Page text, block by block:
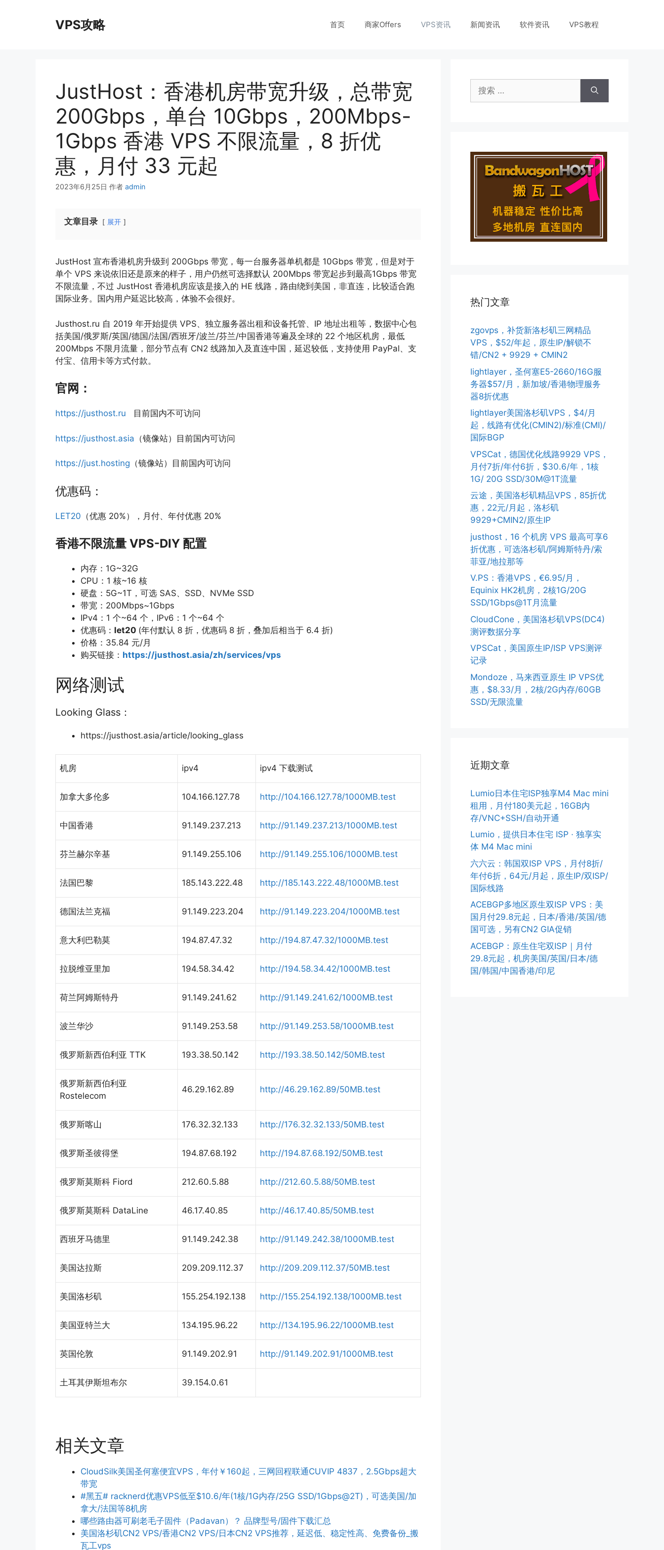
VPS攻略 首页 商家Offers VPS资讯 新闻资讯 软件资讯 VPS教程
JustHost：香港机房带宽升级，总带宽
200Gbps，单台 10Gbps，200Mbps-
1Gbps 香港 VPS 不限流量，8 折优
惠，月付 33 元起
2023年6月25日 作者 admin
文章目录 展开
JustHost 宣布香港机房升级到 200Gbps 带宽，每一台服务器单机都是 10Gbps 带宽，但是对于
单个 VPS 来说依旧还是原来的样子，用户仍然可选择默认 200Mbps 带宽起步到最高1Gbps 带宽
不限流量，不过 JustHost 香港机房应该是接入的 HE 线路，路由绕到美国，非直连，比较适合跑
国际业务。国内用户延迟比较高，体验不会很好。
Justhost.ru 自 2019 年开始提供 VPS、独立服务器出租和设备托管、IP 地址出租等，数据中心包
括美国/俄罗斯/英国/德国/法国/西班牙/波兰/芬兰/中国香港等遍及全球的 22 个地区机房，最低
200Mbps 不限月流量，部分节点有 CN2 线路加入及直连中国，延迟较低，支持使用 PayPal、支
付宝、信用卡等方式付款。
官网：
https://justhost.ru 目前国内不可访问
https://justhost.asia （镜像站）目前国内可访问
https://just.hosting （镜像站）目前国内可访问
优惠码：
LET20 （优惠 20%），月付、年付优惠 20%
香港不限流量 VPS-DIY 配置
内存：1G~32G
CPU：1 核~16 核
硬盘：5G~1T，可选 SAS、SSD、NVMe SSD
带宽：200Mbps~1Gbps
IPv4：1 个~64 个，IPv6：1 个~64 个
优惠码： let20 (年付默认 8 折，优惠码 8 折，叠加后相当于 6.4 折)
价格：35.84 元/月
购买链接： https://justhost.asia/zh/services/vps
网络测试
Looking Glass：
https://justhost.asia/article/looking_glass
机房 ipv4 ipv4 下载测试
加拿大多伦多 104.166.127.78 http://104.166.127.78/1000MB.test
中国香港 91.149.237.213 http://91.149.237.213/1000MB.test
芬兰赫尔辛基 91.149.255.106 http://91.149.255.106/1000MB.test
法国巴黎 185.143.222.48 http://185.143.222.48/1000MB.test
德国法兰克福 91.149.223.204 http://91.149.223.204/1000MB.test
意大利巴勒莫 194.87.47.32 http://194.87.47.32/1000MB.test
拉脱维亚里加 194.58.34.42 http://194.58.34.42/1000MB.test
荷兰阿姆斯特丹 91.149.241.62 http://91.149.241.62/1000MB.test
波兰华沙 91.149.253.58 http://91.149.253.58/1000MB.test
俄罗斯新西伯利亚 TTK 193.38.50.142 http://193.38.50.142/50MB.test
俄罗斯新西伯利亚
Rostelecom
46.29.162.89 http://46.29.162.89/50MB.test
俄罗斯喀山 176.32.32.133 http://176.32.32.133/50MB.test
俄罗斯圣彼得堡 194.87.68.192 http://194.87.68.192/50MB.test
俄罗斯莫斯科 Fiord 212.60.5.88 http://212.60.5.88/50MB.test
俄罗斯莫斯科 DataLine 46.17.40.85 http://46.17.40.85/50MB.test
西班牙马德里 91.149.242.38 http://91.149.242.38/1000MB.test
美国达拉斯 209.209.112.37 http://209.209.112.37/50MB.test
美国洛杉矶 155.254.192.138 http://155.254.192.138/1000MB.test
美国亚特兰大 134.195.96.22 http://134.195.96.22/1000MB.test
英国伦敦 91.149.202.91 http://91.149.202.91/1000MB.test
土耳其伊斯坦布尔 39.154.0.61
相关文章
CloudSilk美国圣何塞便宜VPS，年付￥160起，三网回程联通CUVIP 4837，2.5Gbps超大
带宽
#黑五# racknerd优惠VPS低至$10.6/年(1核/1G内存/25G SSD/1Gbps@2T)，可选美国/加
拿大/法国等8机房
哪些路由器可刷老毛子固件（Padavan）？ 品牌型号/固件下载汇总
美国洛杉矶CN2 VPS/香港CN2 VPS/日本CN2 VPS推荐，延迟低、稳定性高、免费备份_搬
瓦工vps
索：
热门文章
zgovps，补货新洛杉矶三网精品
VPS，$52/年起，原生IP/解锁不
错/CN2 + 9929 + CMIN2
lightlayer，圣何塞E5-2660/16G服
务器$57/月，新加坡/香港物理服务
器8折优惠
lightlayer美国洛杉矶VPS，$4/月
起，线路有优化(CMIN2)/标准(CMI)/
国际BGP
VPSCat，德国优化线路9929 VPS，
月付7折/年付6折，$30.6/年，1核
1G/ 20G SSD/30M@1T流量
云途，美国洛杉矶精品VPS，85折优
惠，22元/月起，洛杉矶
9929+CMIN2/原生IP
justhost，16 个机房 VPS 最高可享6
折优惠，可选洛杉矶/阿姆斯特丹/索
菲亚/地拉那等
V.PS：香港VPS，€6.95/月，
Equinix HK2机房，2核1G/20G
SSD/1Gbps@1T月流量
CloudCone，美国洛杉矶VPS(DC4)
测评数据分享
VPSCat，美国原生IP/ISP VPS测评
记录
Mondoze，马来西亚原生 IP VPS优
惠，$8.33/月，2核/2G内存/60GB
SSD/无限流量
近期文章
Lumio日本住宅ISP独享M4 Mac mini
租用，月付180美元起，16GB内
存/VNC+SSH/自动开通
Lumio，提供日本住宅 ISP · 独享实
体 M4 Mac mini
六六云：韩国双ISP VPS，月付8折/
年付6折，64元/月起，原生IP/双ISP/
国际线路
ACEBGP多地区原生双ISP VPS：美
国月付29.8元起，日本/香港/英国/德
国可选，另有CN2 GIA促销
ACEBGP：原生住宅双ISP｜月付
29.8元起，机房美国/英国/日本/德
国/韩国/中国香港/印尼